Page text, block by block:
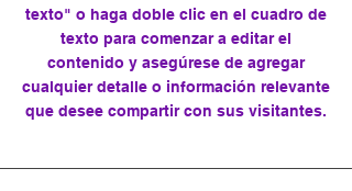
texto" o haga doble clic en el cuadro de
texto para comenzar a editar el
contenido y asegúrese de agregar
cualquier detalle o información relevante
que desee compartir con sus visitantes.